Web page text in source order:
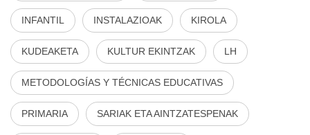
INFANTIL INSTALAZIOAK KIROLA
KUDEAKETA KULTUR EKINTZAK LH
METODOLOGÍAS Y TÉCNICAS EDUCATIVAS
PRIMARIA SARIAK ETA AINTZATESPENAK